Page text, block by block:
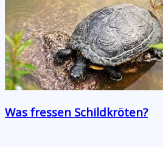
Was fressen Schildkröten?